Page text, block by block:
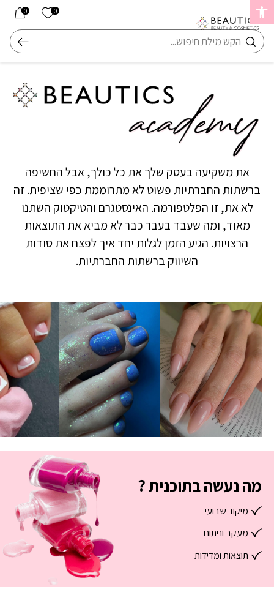
Skip to Content
0 הרשימה
0
חיפוש
את משקיעה בעסק שלך את כל כולך, אבל החשיפה
ברשתות החברתיות פשוט לא מתרוממת כפי שציפית. זה
לא את, זו הפלטפורמה. האינסטגרם והטיקטוק השתנו
מאוד, ומה שעבד בעבר כבר לא מביא את התוצאות
הרצויות. הגיע הזמן לגלות יחד איך לפצח את סודות
השיווק ברשתות החברתיות.
מה נעשה בתוכנית ?
מיקוד שבועי
מעקב וניתוח
תוצאות ומדידות
בחזרה למעלה